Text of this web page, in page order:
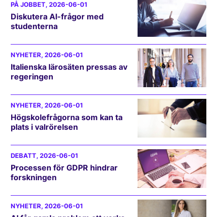
PÅ JOBBET, 2026-06-01
Diskutera AI-frågor med
studenterna
NYHETER, 2026-06-01
Italienska lärosäten pressas av
regeringen
NYHETER, 2026-06-01
Högskolefrågorna som kan ta
plats i valrörelsen
DEBATT, 2026-06-01
Processen för GDPR hindrar
forskningen
NYHETER, 2026-06-01